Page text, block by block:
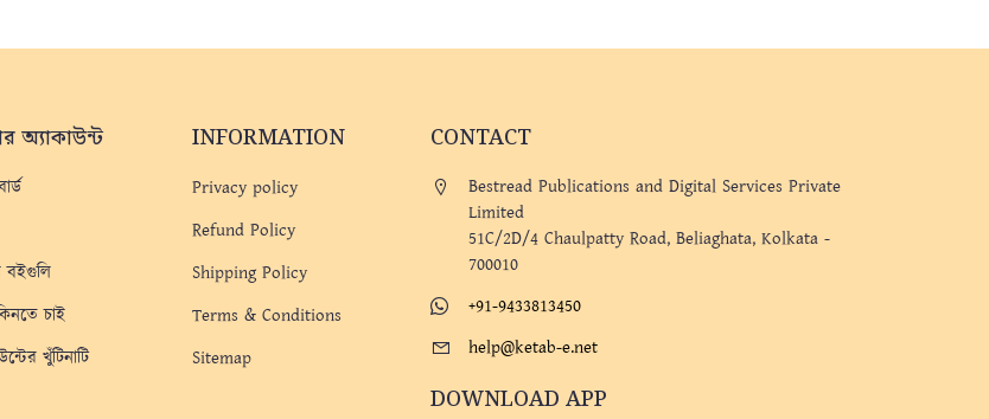
অ্যাকাউন্ট
চাই
খুঁটিনাটি
INFORMATION
Privacy policy
Refund Policy
Shipping Policy
Terms & Conditions
Sitemap
CONTACT
Bestread Publications and Digital Services Private
Limited
51C/2D/4 Chaulpatty Road, Beliaghata, Kolkata -
700010
+91-9433813450
help@ketab-e.net
DOWNLOAD APP